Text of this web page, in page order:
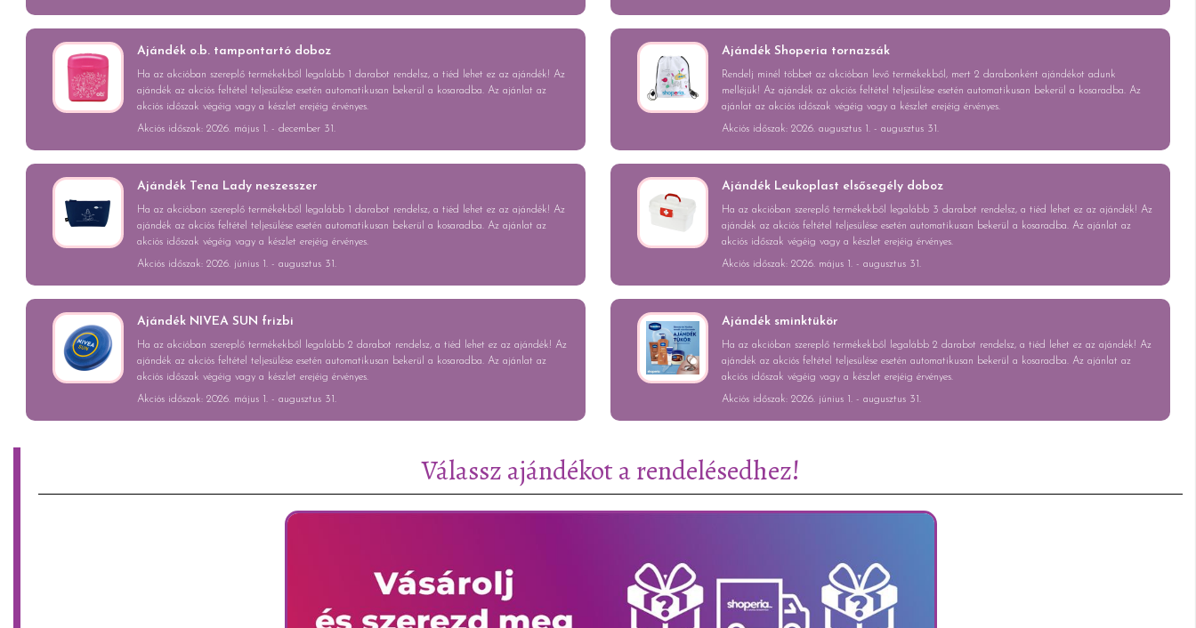
Ajándék o.b. tampontartó doboz
Ha az akcióban szereplő termékekből legalább 1 darabot rendelsz, a tiéd lehet ez az ajándék! Az
ajándék az akciós feltétel teljesülése esetén automatikusan bekerül a kosaradba. Az ajánlat az
akciós időszak végéig vagy a készlet erejéig érvényes.
Akciós időszak: 2026. május 1. - december 31.
Ajándék Shoperia tornazsák
Rendelj minél többet az akcióban levő termékekből, mert 2 darabonként ajándékot adunk
melléjük! Az ajándék az akciós feltétel teljesülése esetén automatikusan bekerül a kosaradba. Az
ajánlat az akciós időszak végéig vagy a készlet erejéig érvényes.
Akciós időszak: 2026. augusztus 1. - augusztus 31.
Ajándék Tena Lady neszesszer
Ha az akcióban szereplő termékekből legalább 1 darabot rendelsz, a tiéd lehet ez az ajándék! Az
ajándék az akciós feltétel teljesülése esetén automatikusan bekerül a kosaradba. Az ajánlat az
akciós időszak végéig vagy a készlet erejéig érvényes.
Akciós időszak: 2026. június 1. - augusztus 31.
Ajándék Leukoplast elsősegély doboz
Ha az akcióban szereplő termékekből legalább 3 darabot rendelsz, a tiéd lehet ez az ajándék! Az
ajándék az akciós feltétel teljesülése esetén automatikusan bekerül a kosaradba. Az ajánlat az
akciós időszak végéig vagy a készlet erejéig érvényes.
Akciós időszak: 2026. május 1. - augusztus 31.
Ajándék NIVEA SUN frizbi
Ha az akcióban szereplő termékekből legalább 2 darabot rendelsz, a tiéd lehet ez az ajándék! Az
ajándék az akciós feltétel teljesülése esetén automatikusan bekerül a kosaradba. Az ajánlat az
akciós időszak végéig vagy a készlet erejéig érvényes.
Akciós időszak: 2026. május 1. - augusztus 31.
Ajándék sminktükör
Ha az akcióban szereplő termékekből legalább 2 darabot rendelsz, a tiéd lehet ez az ajándék! Az
ajándék az akciós feltétel teljesülése esetén automatikusan bekerül a kosaradba. Az ajánlat az
akciós időszak végéig vagy a készlet erejéig érvényes.
Akciós időszak: 2026. június 1. - augusztus 31.
Válassz ajándékot a rendelésedhez!